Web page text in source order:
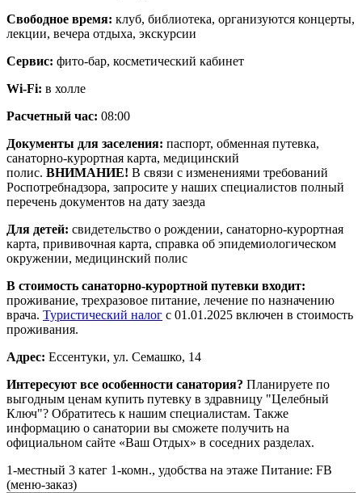
Свободное время: клуб, библиотека, организуются концерты,
лекции, вечера отдыха, экскурсии
Сервис: фито-бар, косметический кабинет
Wi-Fi: в холле
Расчетный час: 08:00
Документы для заселения: паспорт, обменная путевка,
санаторно-курортная карта, медицинский
полис. ВНИМАНИЕ! В связи с изменениями требований
Роспотребнадзора, запросите у наших специалистов полный
перечень документов на дату заезда
Для детей: свидетельство о рождении, санаторно-курортная
карта, прививочная карта, справка об эпидемиологическом
окружении, медицинский полис
В стоимость санаторно-курортной путевки входит:
проживание, трехразовое питание, лечение по назначению
врача. Туристический налог с 01.01.2025 включен в стоимость
проживания.
Адрес: Ессентуки, ул. Семашко, 14
Интересуют все особенности санатория? Планируете по
выгодным ценам купить путевку в здравницу "Целебный
Ключ"? Обратитесь к нашим специалистам. Также
информацию о санатории вы сможете получить на
официальном сайте «Ваш Отдых» в соседних разделах.
1-местный 3 катег 1-комн., удобства на этаже Питание: FB
(меню-заказ)